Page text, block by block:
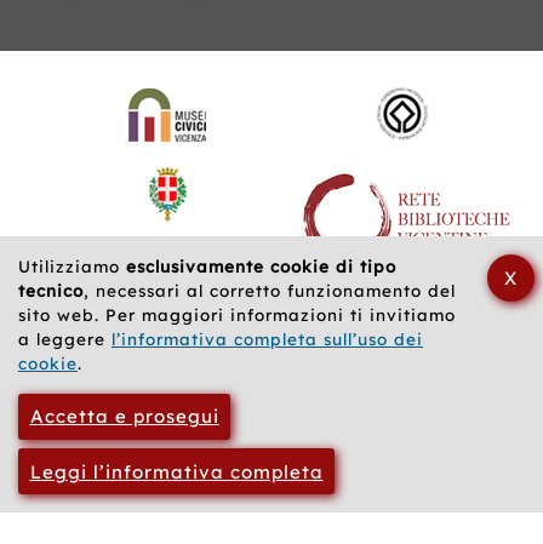
Utilizziamo esclusivamente cookie di tipo
tecnico, necessari al corretto funzionamento del
sito web. Per maggiori informazioni ti invitiamo
a leggere l’informativa completa sull’uso dei
cookie.
Accetta e prosegui
Leggi l’informativa completa
X